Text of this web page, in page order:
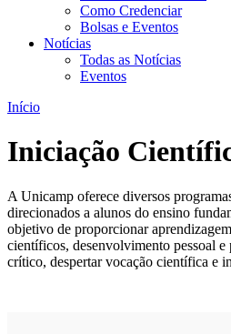
Como Credenciar
Bolsas e Eventos
Notícias
Todas as Notícias
Eventos
Início
Iniciação
A Unicamp oferece diversos
direcionados a alunos do ensino
objetivo de proporcionar
científicos, desenvolvimento pessoal e
crítico, despertar vocação científica e